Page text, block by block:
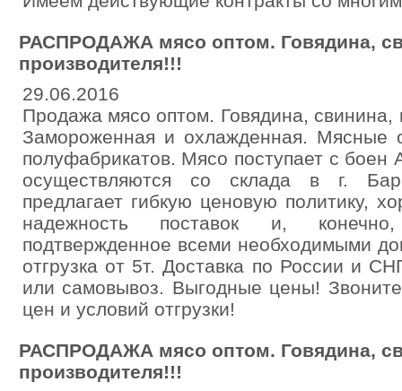
РАСПРОДАЖА мясо оптом. Говядина,
производителя!!!
29.06.2016
Продажа мясо оптом. Говядина, свинина,
Замороженная и охлажденная. Мясные
полуфабрикатов. Мясо поступает с боен
осуществляются со склада в г.
предлагает гибкую ценовую политику,
надежность поставок и,
подтвержденное всеми необходимыми
отгрузка от 5т. Доставка по России и
или самовывоз. Выгодные цены!
цен и условий отгрузки!
РАСПРОДАЖА мясо оптом. Говядина,
производителя!!!